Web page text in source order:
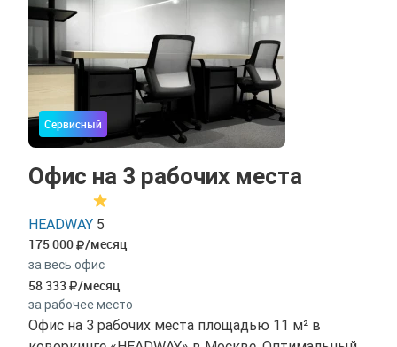
Сервисный
Офис на 3 рабочих места
HEADWAY 5
175 000 /месяц
за весь офис
58 333 /месяц
за рабочее место
Офис на 3 рабочих места площадью 11 м² в